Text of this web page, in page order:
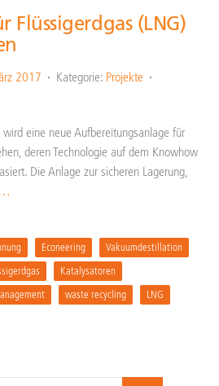
Flüssigerdgas (LNG)
2017 Kategorie: Projekte
eine neue Aufbereitungsanlage für
deren Technologie auf dem Knowhow
Die Anlage zur sicheren Lagerung,
Econeering
Vakuumdestillation
Katalysatoren
waste recycling LNG